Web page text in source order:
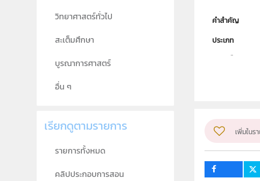
คำสำคัญ
ประเภท
กลุ่มเป้าหมาย
เพิ่มในร
วิทยาศาสตร์ทั่วไป
สะเต็มศึกษา
บูรณาการศาสตร์
อื่น ๆ
เรียกดูตามรายการ
รายการทั้งหมด
คลิปประกอบการสอน